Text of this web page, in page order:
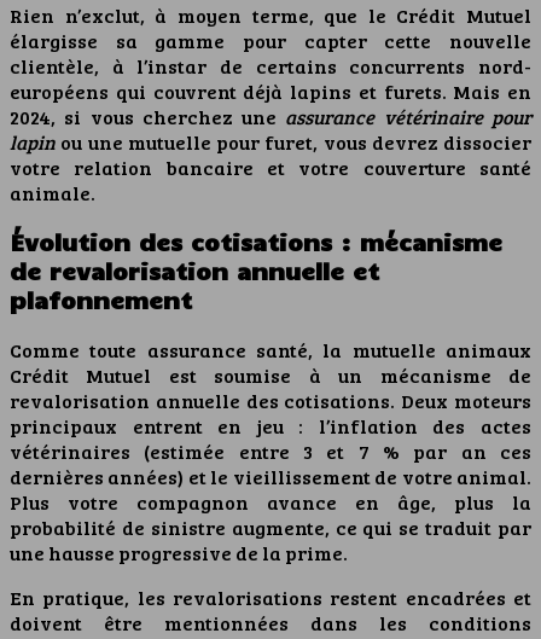
Rien n’exclut, à moyen terme, que le Crédit Mutuel
élargisse sa gamme pour capter cette nouvelle
clientèle, à l’instar de certains concurrents nord-
européens qui couvrent déjà lapins et furets. Mais en
2024, si vous cherchez une assurance vétérinaire pour
lapin ou une mutuelle pour furet, vous devrez dissocier
votre relation bancaire et votre couverture santé
animale.
Évolution des cotisations : mécanisme
de revalorisation annuelle et
plafonnement
Comme toute assurance santé, la mutuelle animaux
Crédit Mutuel est soumise à un mécanisme de
revalorisation annuelle des cotisations. Deux moteurs
principaux entrent en jeu : l’inflation des actes
vétérinaires (estimée entre 3 et 7 % par an ces
dernières années) et le vieillissement de votre animal.
Plus votre compagnon avance en âge, plus la
probabilité de sinistre augmente, ce qui se traduit par
une hausse progressive de la prime.
En pratique, les revalorisations restent encadrées et
doivent être mentionnées dans les conditions